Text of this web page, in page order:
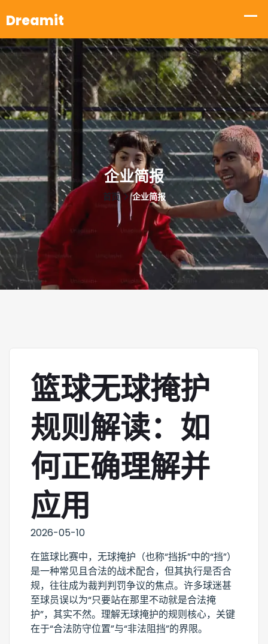
企业简报
首页 企业简报
篮球无球掩护
规则解读：如
何正确理解并
应用
2026-05-10
在篮球比赛中，无球掩护（也称“挡拆”中的“挡”）
是一种常见且合法的战术配合，但其执行是否合
规，往往成为裁判判罚争议的焦点。许多球迷甚
至球员误以为“只要站在那里不动就是合法掩
护”，其实不然。理解无球掩护的规则核心，关键
在于“合法防守位置”与“非法阻挡”的界限。